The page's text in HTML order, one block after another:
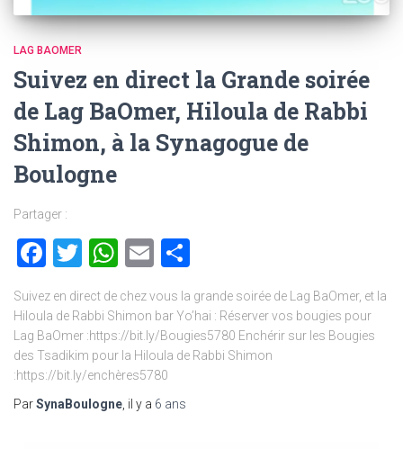
LAG BAOMER
Suivez en direct la Grande soirée
de Lag BaOmer, Hiloula de Rabbi
Shimon, à la Synagogue de
Boulogne
Partager :
Facebook
Twitter
WhatsApp
Email
Suivez en direct de chez vous la grande soirée de Lag BaOmer, et la
Hiloula de Rabbi Shimon bar Yo’hai : Réserver vos bougies pour
Lag BaOmer :https://bit.ly/Bougies5780 Enchérir sur les Bougies
des Tsadikim pour la Hiloula de Rabbi Shimon
:https://bit.ly/enchères5780
ParSynaBoulogne, il y a 6 ans